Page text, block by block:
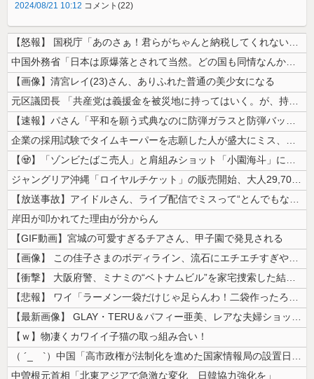
2024/08/21 10:12 コメント(22)
【怒報】 国税庁「あのさぁ！君らがちゃんと納税してくれないとこうなっち...
中国外務省「日本は原爆落とされて当然。どの国も同情なんかしない」
【画像】清宮レイ(23)さん、ありふれた普通の美少女になる
元区議団長 「共産党は義援金を被災地に持ってはいく。が、持って行った先...
【速報】パさん「平和を願う式典なのに防弾ガラスと防弾バッグSP」安倍元...
企業の採用試験でタイムキーパーを志願した人が盛大にミス、グループは険悪...
【🧟】「ゾンビたばこ売人」と肩組みショット「小園海斗」に注がれる“厳...
ジャングリア沖縄「ロイヤルチケット」の販売開始、大人29,700円にｗ...
【放送事故】アイドルさん、ライブ配信でミスって“とんでもないもの”を映...
岸田が叩かれてた理由が分からん
【GIF動画】宮城の可愛すぎるチアさん、甲子園で発見される
【画像】 この佳子さまのボディライン、流石にエチエチすぎやろ！
【衝撃】 大阪府警、ミナミの“ベトナムビル”を家宅捜索した結果・・・・...
【悲報】 ワイ「ラーメン一袋だけじゃ足らんわ！二袋作ったろ！」→結果ｗ...
【最新画像】 GLAY・TERU＆パフィー亜美、レアな夫婦ショットを公...
【ｗ】物凄くカワイイ子猫の取っ組み合い！
（ ´_ゝ`）中国「高市政権が法制化を進めた国家情報局の設置日が7月3...
中曽根元首相「北東アジアで急激な変化 日韓協力強化を」